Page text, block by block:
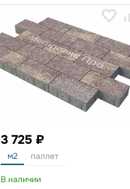
3 725 ₽
м2 паллет
В наличии